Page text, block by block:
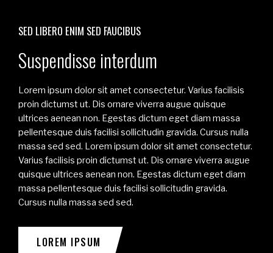
SED LIBERO ENIM SED FAUCIBUS
Suspendisse interdum
Lorem ipsum dolor sit amet consectetur. Varius facilisis
proin dictumst ut. Dis ornare viverra augue quisque
ultrices aenean non. Egestas dictum eget diam massa
pellentesque duis facilisi sollicitudin gravida. Cursus nulla
massa sed sed. Lorem ipsum dolor sit amet consectetur.
Varius facilisis proin dictumst ut. Dis ornare viverra augue
quisque ultrices aenean non. Egestas dictum eget diam
massa pellentesque duis facilisi sollicitudin gravida.
Cursus nulla massa sed sed.
LOREM IPSUM